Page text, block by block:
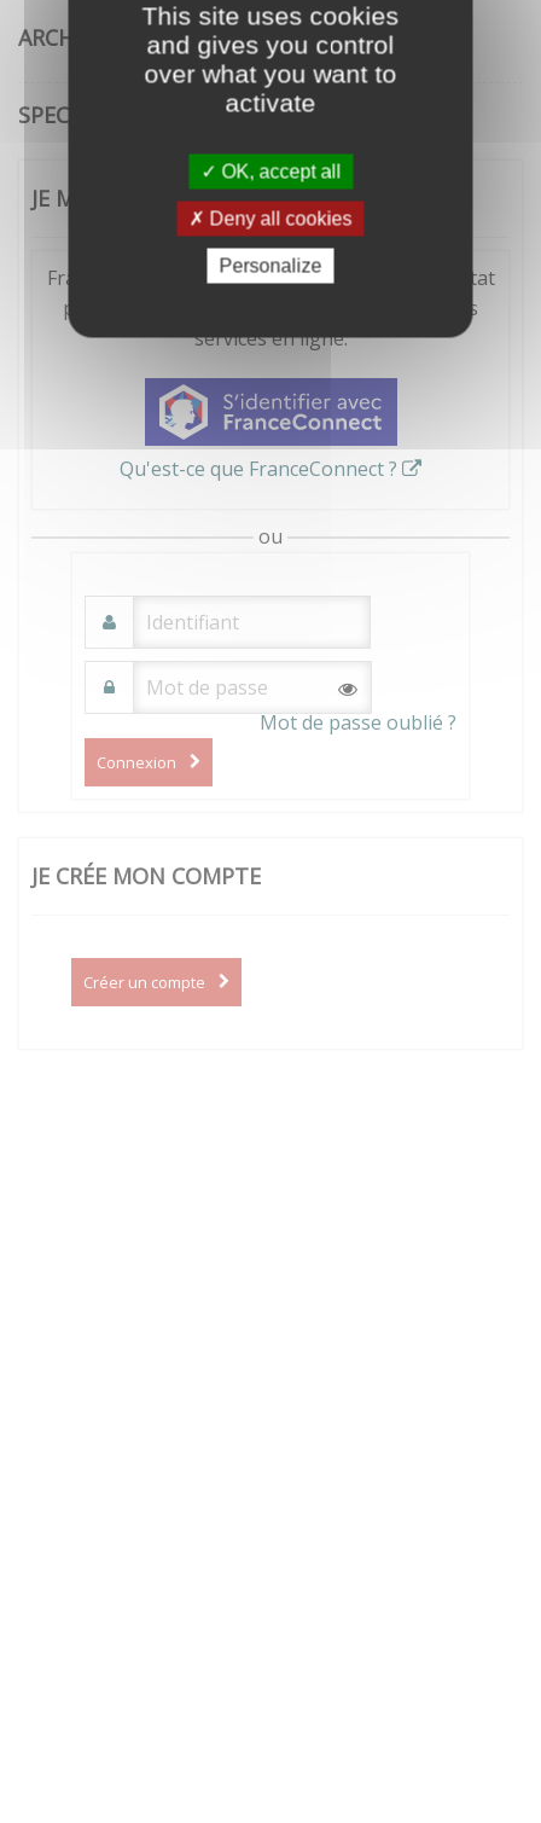
This site uses cookies
and gives you control
over what you want to
activate
OK, accept all
Deny all cookies
Personalize
ARCHITECTURE
SPECTACLE VIVANT
JE ME CONNECTE
FranceConnect est la solution proposée par l'Etat
pour sécuriser et simplifier la connexion à vos
services en ligne.
Qu'est-ce que FranceConnect ?
ou
Mot de passe oublié ?
Connexion
JE CRÉE MON COMPTE
Créer un compte